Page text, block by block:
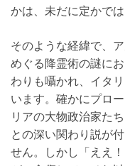
かは、未だに定かでは
そのような経緯で、
めぐる降霊術の謎に
わりも囁かれ、イタ
います。確かにプロ
リアの大物政治家た
との深い関わり説が
せん。しかし「ええ